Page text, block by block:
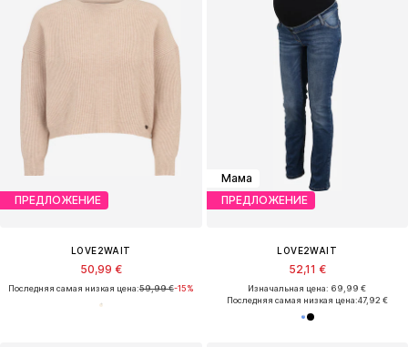
ПРЕДЛОЖЕНИЕ
LOVE2WAIT
50,99 €
Последняя самая низкая цена:59,99 €-15%
Мама
ПРЕДЛОЖЕНИЕ
LOVE2WAIT
52,11 €
Изначальная цена: 69,99 €
Последняя самая низкая цена:47,92 €